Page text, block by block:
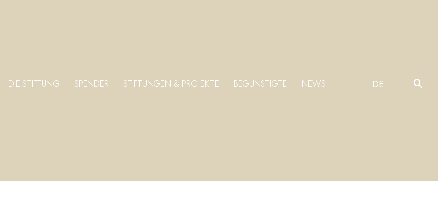
DIE STIFTUNG SPENDER STIFTUNGEN & PROJEKTE BEGÜNSTIGTE NEWS DE